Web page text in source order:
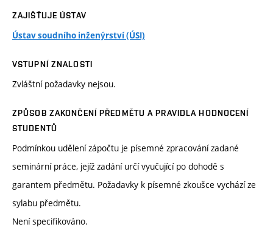
ZAJIŠŤUJE ÚSTAV
Ústav soudního inženýrství (ÚSI)
VSTUPNÍ ZNALOSTI
Zvláštní požadavky nejsou.
ZPŮSOB ZAKONČENÍ PŘEDMĚTU A PRAVIDLA HODNOCENÍ
STUDENTŮ
Podmínkou udělení zápočtu je písemné zpracování zadané
seminární práce, jejíž zadání určí vyučující po dohodě s
garantem předmětu. Požadavky k písemné zkoušce vychází ze
sylabu předmětu.
Není specifikováno.